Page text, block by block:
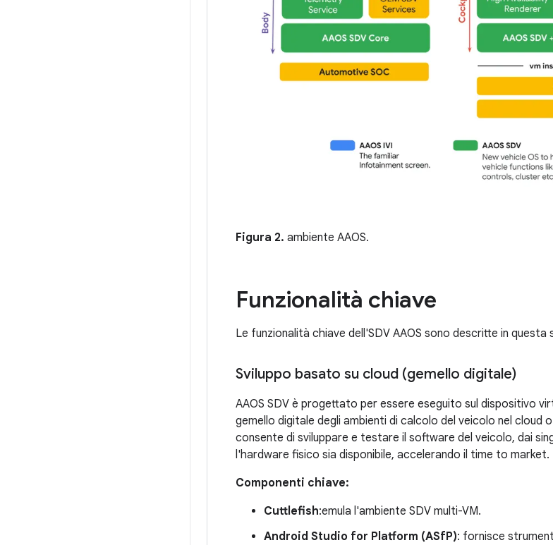
Figura 2. ambiente AAOS.
Funzionalità chiave
Le funzionalità chiave dell'SDV AAOS sono descritte in questa
Sviluppo basato su cloud (gemello digitale)
AAOS SDV è progettato per essere eseguito sul dispositivo
gemello digitale degli ambienti di calcolo del veicolo nel cloud
consente di sviluppare e testare il software del veicolo, dai
l'hardware fisico sia disponibile, accelerando il time to market.
Componenti chiave:
Cuttlefish:emula l'ambiente SDV multi-VM.
Android Studio for Platform (ASfP): fornisce